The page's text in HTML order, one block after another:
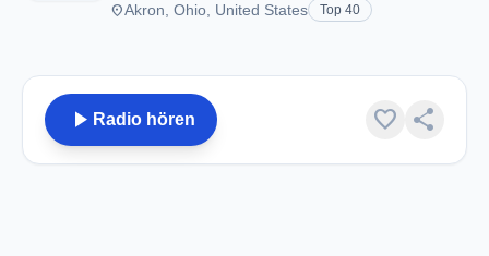
placeAkron, Ohio, United States Top 40
play_arrow Radio hören favorite share